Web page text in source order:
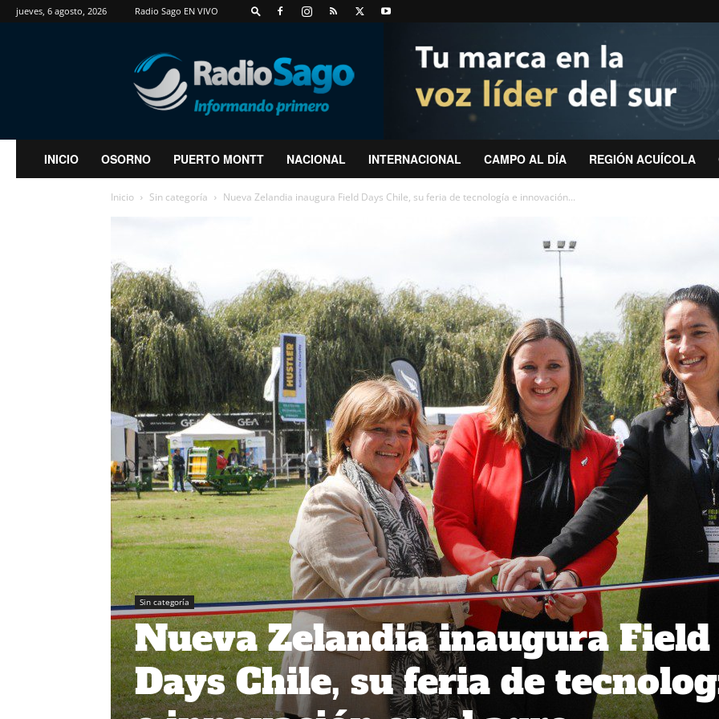
jueves, 6 agosto, 2026 Radio Sago EN VIVO
RadioSago
INICIO OSORNO PUERTO MONTT NACIONAL INTERNACIONAL CAMPO AL DÍA REGIÓN ACUÍCOLA
Inicio Sin categoría Nueva Zelandia inaugura Field Days Chile, su feria de tecnología e innovación...
Sin categoría
Nueva Zelandia inaugura Field
Days Chile, su feria de